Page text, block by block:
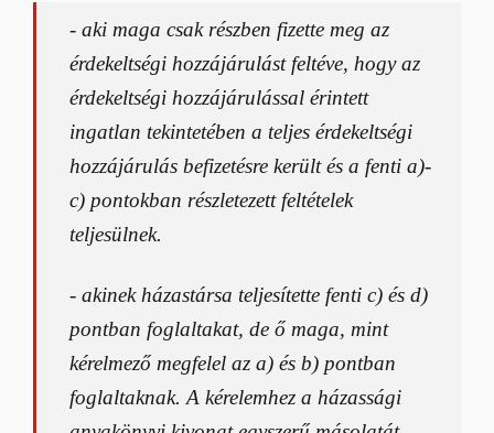
- aki maga csak részben fizette meg az
érdekeltségi hozzájárulást feltéve, hogy az
érdekeltségi hozzájárulással érintett
ingatlan tekintetében a teljes érdekeltségi
hozzájárulás befizetésre került és a fenti a)-
c) pontokban részletezett feltételek
teljesülnek.
- akinek házastársa teljesítette fenti c) és d)
pontban foglaltakat, de ő maga, mint
kérelmező megfelel az a) és b) pontban
foglaltaknak. A kérelemhez a házassági